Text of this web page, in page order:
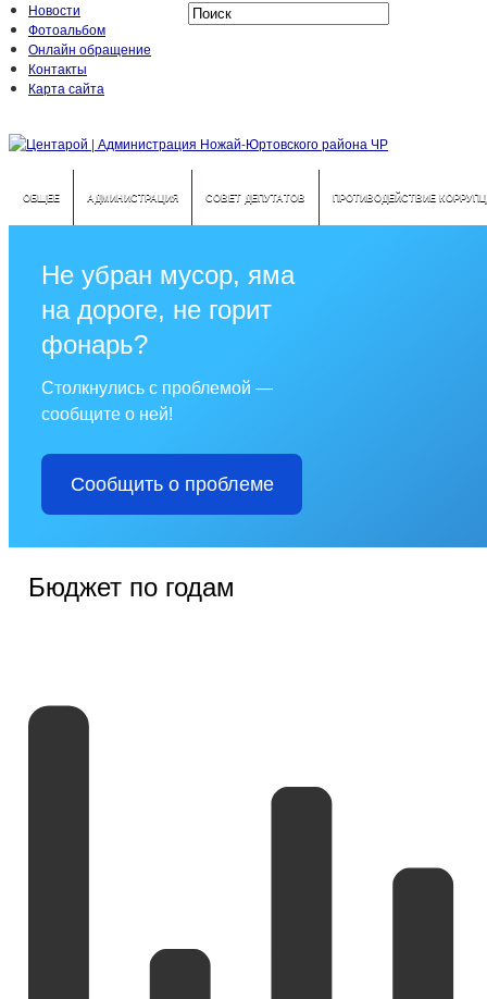
Новости
Фотоальбом
Онлайн обращение
Контакты
Карта сайта
ОБЩЕЕ АДМИНИСТРАЦИЯ СОВЕТ ДЕПУТАТОВ ПРОТИВОДЕЙСТВИЕ
Не убран мусор, яма
на дороге, не горит
фонарь?
Столкнулись с проблемой —
сообщите о ней!
Сообщить о проблеме
Бюджет по годам